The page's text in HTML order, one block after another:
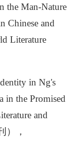
the Man-Nature
Chinese and
Literature
in Ng's
in the Promised
and
），